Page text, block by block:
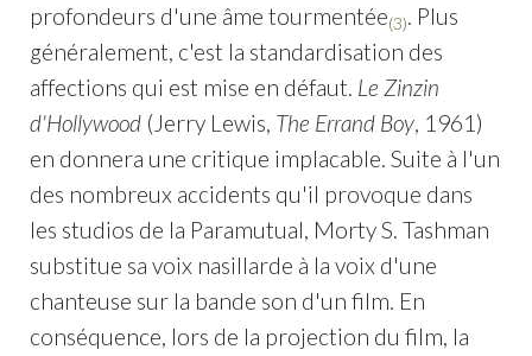
profondeurs d'une âme tourmentée(3). Plus
généralement, c'est la standardisation des
affections qui est mise en défaut. Le Zinzin
d'Hollywood(Jerry Lewis, The Errand Boy, 1961)
en donnera une critique implacable. Suite à l'un
des nombreux accidents qu'il provoque dans
les studios de la Paramutual, Morty S. Tashman
substitue sa voix nasillarde à la voix d'une
chanteuse sur la bande son d'un film. En
conséquence, lors de la projection du film, la